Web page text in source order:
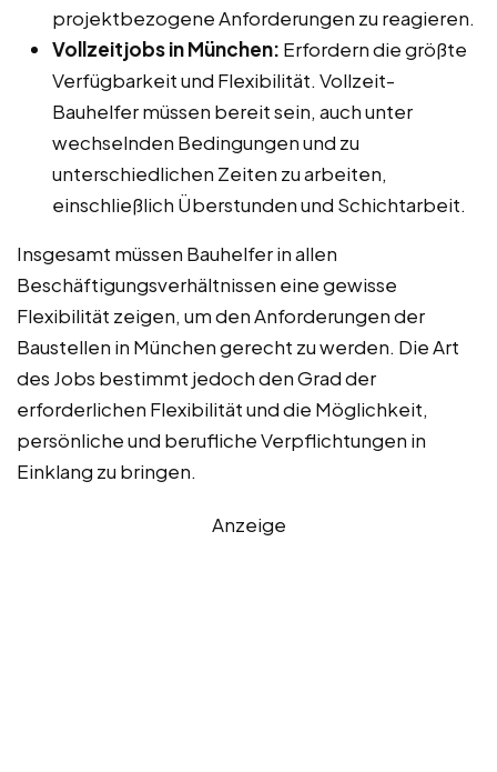
projektbezogene Anforderungen zu reagieren.
Vollzeitjobs in München: Erfordern die größte
Verfügbarkeit und Flexibilität. Vollzeit-
Bauhelfer müssen bereit sein, auch unter
wechselnden Bedingungen und zu
unterschiedlichen Zeiten zu arbeiten,
einschließlich Überstunden und Schichtarbeit.
Insgesamt müssen Bauhelfer in allen
Beschäftigungsverhältnissen eine gewisse
Flexibilität zeigen, um den Anforderungen der
Baustellen in München gerecht zu werden. Die Art
des Jobs bestimmt jedoch den Grad der
erforderlichen Flexibilität und die Möglichkeit,
persönliche und berufliche Verpflichtungen in
Einklang zu bringen.
Anzeige